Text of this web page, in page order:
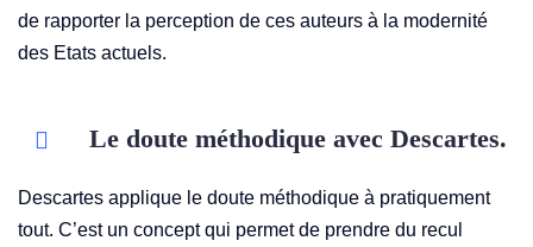
de rapporter la perception de ces auteurs à la modernité
des Etats actuels.
Le doute méthodique avec Descartes.
Descartes applique le doute méthodique à pratiquement
tout. C’est un concept qui permet de prendre du recul